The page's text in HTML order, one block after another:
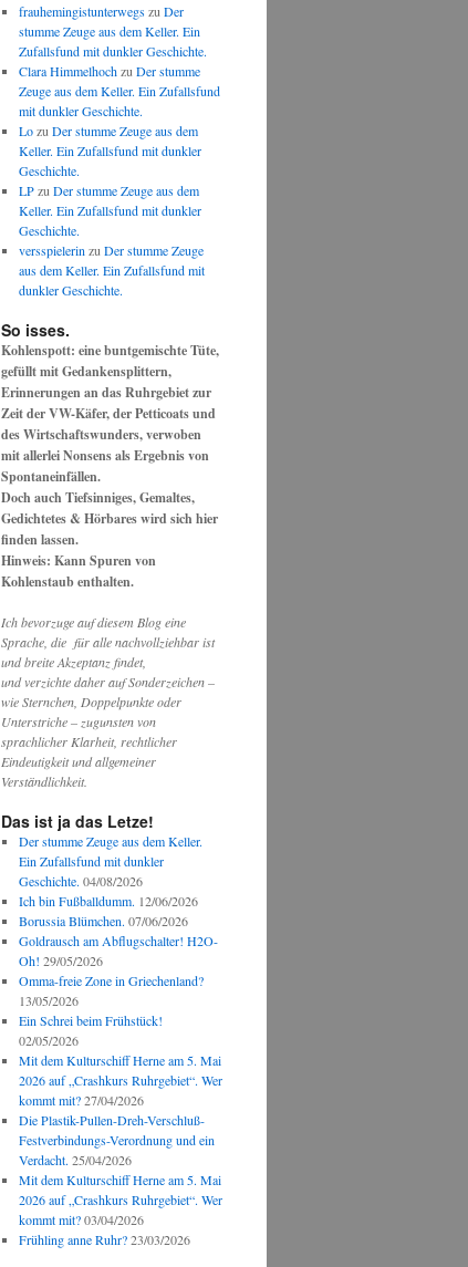
frauhemingistunterwegszuDer
stumme Zeuge aus dem Keller. Ein
Zufallsfund mit dunkler Geschichte.
Clara HimmelhochzuDer stumme
Zeuge aus dem Keller. Ein Zufallsfund
mit dunkler Geschichte.
LozuDer stumme Zeuge aus dem
Keller. Ein Zufallsfund mit dunkler
Geschichte.
LPzuDer stumme Zeuge aus dem
Keller. Ein Zufallsfund mit dunkler
Geschichte.
versspielerinzuDer stumme Zeuge
aus dem Keller. Ein Zufallsfund mit
dunkler Geschichte.
So isses.
Kohlenspott: eine buntgemischte Tüte,
gefüllt mit Gedankensplittern,
Erinnerungen an das Ruhrgebiet zur
Zeit der VW-Käfer, der Petticoats und
des Wirtschaftswunders, verwoben
mit allerlei Nonsens als Ergebnis von
Spontaneinfällen.
Doch auch Tiefsinniges, Gemaltes,
Gedichtetes & Hörbares wird sich hier
finden lassen.
Hinweis: Kann Spuren von
Kohlenstaub enthalten.
Ich bevorzuge auf diesem Blog eine
Sprache, die für alle nachvollziehbar ist
und breite Akzeptanz findet,
und verzichte daher auf Sonderzeichen –
wie Sternchen, Doppelpunkte oder
Unterstriche – zugunsten von
sprachlicher Klarheit, rechtlicher
Eindeutigkeit und allgemeiner
Verständlichkeit.
Das ist ja das Letze!
Der stumme Zeuge aus dem Keller.
Ein Zufallsfund mit dunkler
Geschichte. 04/08/2026
Ich bin Fußballdumm. 12/06/2026
Borussia Blümchen. 07/06/2026
Goldrausch am Abflugschalter! H2O-
Oh! 29/05/2026
Omma-freie Zone in Griechenland?
13/05/2026
Ein Schrei beim Frühstück!
02/05/2026
Mit dem Kulturschiff Herne am 5. Mai
2026 auf „Crashkurs Ruhrgebiet“. Wer
kommt mit? 27/04/2026
Die Plastik-Pullen-Dreh-Verschluß-
Festverbindungs-Verordnung und ein
Verdacht. 25/04/2026
Mit dem Kulturschiff Herne am 5. Mai
2026 auf „Crashkurs Ruhrgebiet“. Wer
kommt mit? 03/04/2026
Frühling anne Ruhr? 23/03/2026